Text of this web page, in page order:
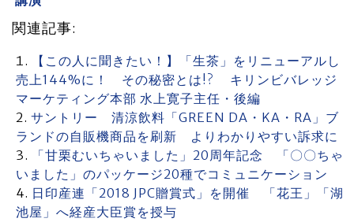
関連記事:
【この人に聞きたい！】「生茶」をリニューアルし
売上144%に！ その秘密とは!? キリンビバレッジ
マーケティング本部 水上寛子主任・後編
サントリー 清涼飲料「GREEN DA・KA・RA」ブ
ランドの自販機商品を刷新 よりわかりやすい訴求に
「甘栗むいちゃいました」20周年記念 「〇〇ちゃ
いました」のパッケージ20種でコミュニケーション
日印産連「2018 JPC贈賞式」を開催 「花王」「湖
池屋」へ経産大臣賞を授与